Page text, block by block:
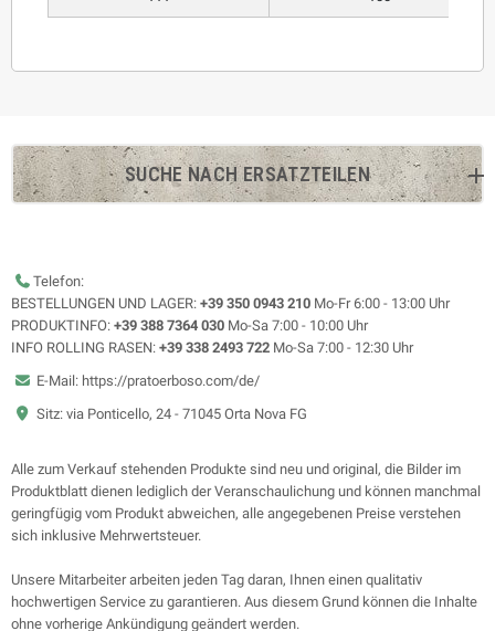
SUCHE NACH ERSATZTEILEN
Telefon:
BESTELLUNGEN UND LAGER: +39 350 0943 210 Mo-Fr 6:00 - 13:00 Uhr
PRODUKTINFO: +39 388 7364 030 Mo-Sa 7:00 - 10:00 Uhr
INFO ROLLING RASEN: +39 338 2493 722 Mo-Sa 7:00 - 12:30 Uhr
E-Mail: https://pratoerboso.com/de/
Sitz: via Ponticello, 24 - 71045 Orta Nova FG
Alle zum Verkauf stehenden Produkte sind neu und original, die Bilder im
Produktblatt dienen lediglich der Veranschaulichung und können manchmal
geringfügig vom Produkt abweichen, alle angegebenen Preise verstehen
sich inklusive Mehrwertsteuer.
Unsere Mitarbeiter arbeiten jeden Tag daran, Ihnen einen qualitativ
hochwertigen Service zu garantieren. Aus diesem Grund können die Inhalte
ohne vorherige Ankündigung geändert werden.